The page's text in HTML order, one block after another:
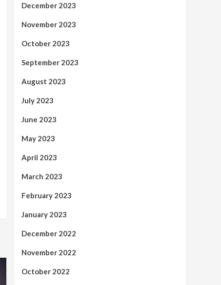
December 2023
November 2023
October 2023
September 2023
August 2023
July 2023
June 2023
May 2023
April 2023
March 2023
February 2023
January 2023
December 2022
November 2022
October 2022